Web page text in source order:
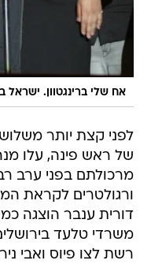
אח שלי ברינגטוון. ישראל
לפני קצת יותר
של ראש פינה, עלו
מרכולתם בפני ערב
ורגולטרים לקראת
דורית ענבר הוצגה
משרדי טלעד
רשת לצו פיוס ואבי